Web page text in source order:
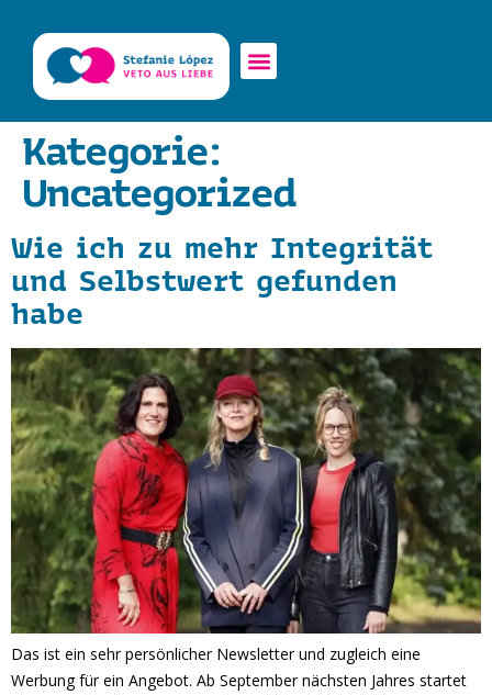
Kategorie:
Uncategorized
Wie ich zu mehr Integrität
und Selbstwert gefunden
habe
Das ist ein sehr persönlicher Newsletter und zugleich eine
Werbung für ein Angebot. Ab September nächsten Jahres startet